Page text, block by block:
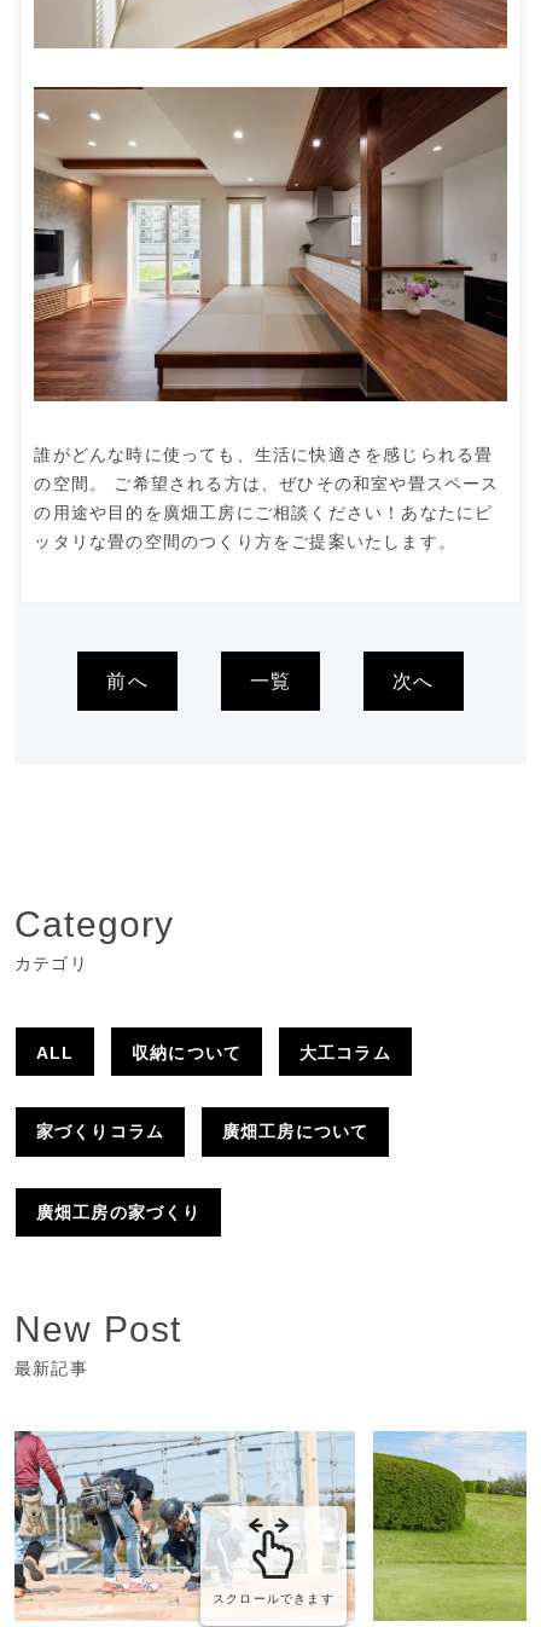
誰がどんな時に使っても、生活に快適さを感じられる畳
の空間。 ご希望される方は、ぜひその和室や畳スペース
の用途や目的を廣畑工房にご相談ください！あなたにピ
ッタリな畳の空間のつくり方をご提案いたします。
前へ 一覧 次へ
Category
カテゴリ
ALL 収納について 大工コラム
家づくりコラム 廣畑工房について
廣畑工房の家づくり
New Post
最新記事
スクロールできます